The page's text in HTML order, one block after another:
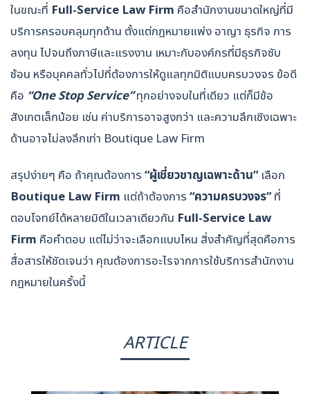
ในขณะที่ Full-Service Law Firm คือสำนักงานขนาดใหญ่ที่มี
บริการครอบคลุมทุกด้าน ตั้งแต่กฎหมายแพ่ง อาญา ธุรกิจ การ
ลงทุน ไปจนถึงภาษีและแรงงาน เหมาะกับองค์กรที่มีธุรกิจซับ
ซ้อน หรือบุคคลทั่วไปที่ต้องการให้ดูแลทุกมิติแบบครบวงจร ข้อดี
คือ “One Stop Service”ทุกอย่างจบในที่เดียว แต่ก็มีข้อ
สังเกตเล็กน้อย เช่น ค่าบริการอาจสูงกว่า และความลึกเชิงเฉพาะ
ด้านอาจไม่ลงลึกเท่า Boutique Law Firm
สรุปง่ายๆ คือ ถ้าคุณต้องการ“ผู้เชี่ยวชาญเฉพาะด้าน”เลือก
Boutique Law Firm แต่ถ้าต้องการ“ความครบวงจร”ที่
ตอบโจทย์ได้หลายมิติในเวลาเดียวกัน Full-Service Law
Firm คือคำตอบ แต่ไม่ว่าจะเลือกแบบไหน สิ่งสำคัญที่สุดคือการ
สื่อสารให้ชัดเจนว่า คุณต้องการอะไรจากการใช้บริการสำนักงาน
กฎหมายในครั้งนี้
ARTICLE